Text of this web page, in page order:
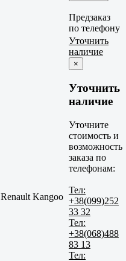
Предзаказ
по телефону
Renault Kangoo
Уточнить
наличие
×
Уточнить
наличие
Уточните
стоимость и
возможность
заказа по
телефонам:
Тел:
+38(099)252
33 32
Тел:
+38(068)488
83 13
Тел: